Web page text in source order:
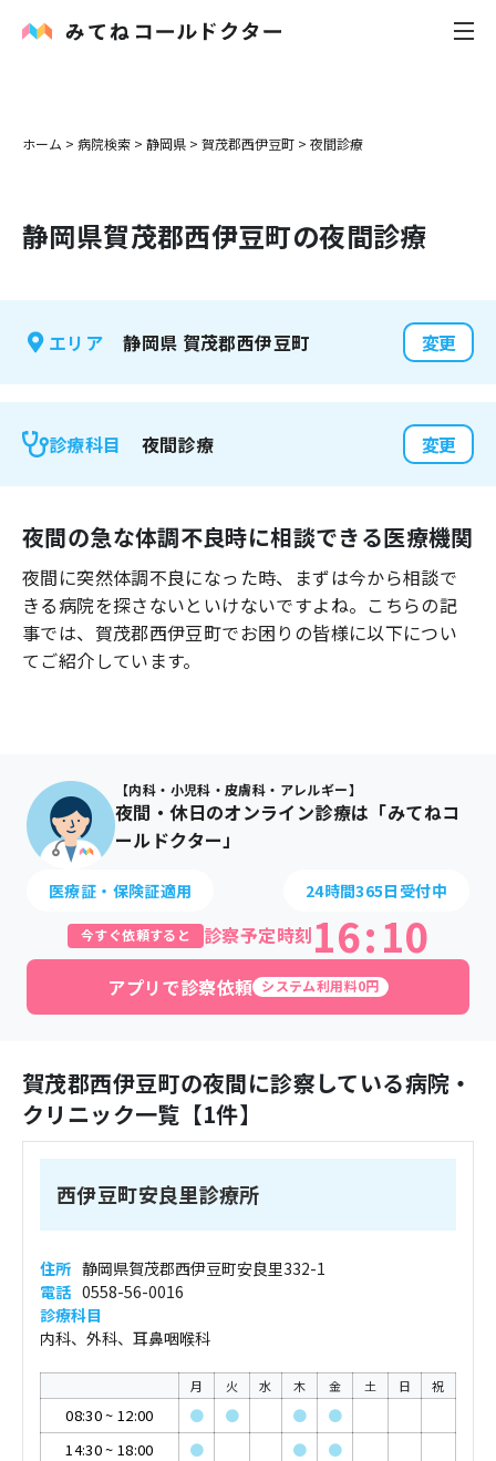
内科
花粉症
感染症
よくあるご質問
ホーム > 病院検索 > 静岡県 > 賀茂郡西伊豆町 > 夜間診療
静岡県賀茂郡西伊豆町の夜間診療
エリア 静岡県 賀茂郡西伊豆町 変更
診療科目 夜間診療 変更
夜間の急な体調不良時に相談できる医療機関
夜間に突然体調不良になった時、まずは今から相談で
きる病院を探さないといけないですよね。こちらの記
事では、 賀茂郡西伊豆町でお困りの皆様に以下につい
てご紹介しています。
【内科・小児科・皮膚科・アレルギー】
夜間・休日のオンライン診療は「みてねコ
ールドクター」
医療証・保険証適用 24時間365日受付中
今すぐ依頼すると 診察予定時刻16:10
アプリで診察依頼 システム利用料0円
賀茂郡西伊豆町の夜間に診察している病院・
クリニック一覧【1件】
西伊豆町安良里診療所
住所 静岡県賀茂郡西伊豆町安良里332-1
電話 0558-56-0016
診療科目
内科、外科、耳鼻咽喉科
月 火 水 木 金 土 日 祝
08:30~ 12:00 ● ● ●
●
14:30~ 18:00 ● ●
●